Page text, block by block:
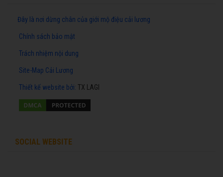
Đây là nơi dừng chân của giới mộ điệu cải lương
Chính sách bảo mật
Trách nhiệm nội dung
Site-Map Cải Lương
Thiết kế website bởi: TX LAGI
SOCIAL WEBSITE